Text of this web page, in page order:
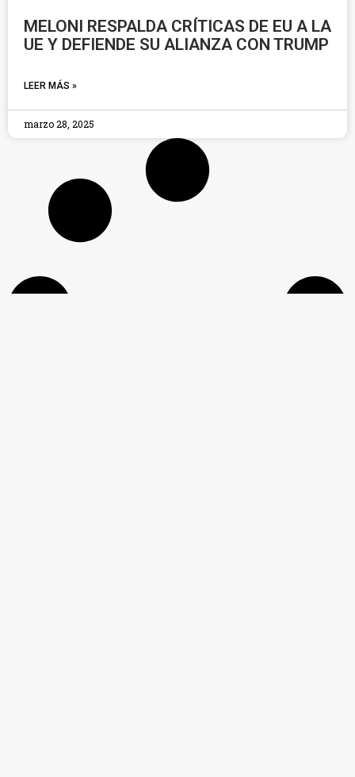
MELONI RESPALDA CRÍTICAS DE EU A LA
UE Y DEFIENDE SU ALIANZA CON TRUMP
LEER MÁS »
marzo 28, 2025